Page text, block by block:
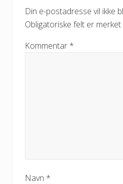
Din e-postadresse vil ikke
Obligatoriske felt er merket
Kommentar *
Navn *